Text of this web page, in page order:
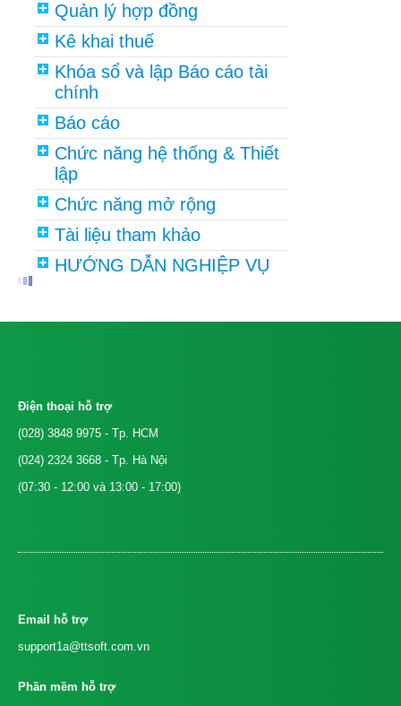
Quản lý hợp đồng
Kê khai thuế
Khóa sổ và lập Báo cáo tài
chính
Báo cáo
Chức năng hệ thống & Thiết
lập
Chức năng mở rộng
Tài liệu tham khảo
HƯỚNG DẪN NGHIỆP VỤ
Điện thoại hỗ trợ
(028) 3848 9975 - Tp. HCM
(024) 2324 3668 - Tp. Hà Nội
(07:30 - 12:00 và 13:00 - 17:00)
Email hỗ trợ
support1a@ttsoft.com.vn
Phần mềm hỗ trợ